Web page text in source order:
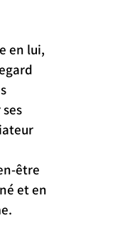
en lui,
être
et en